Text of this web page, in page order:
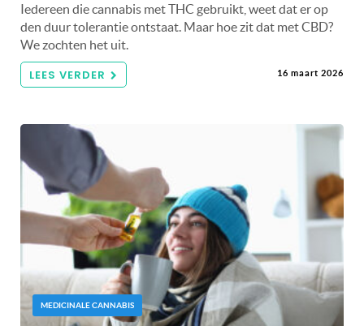
Iedereen die cannabis met THC gebruikt, weet dat er op
den duur tolerantie ontstaat. Maar hoe zit dat met CBD?
We zochten het uit.
LEES VERDER 16 maart 2026
MEDICINALE CANNABIS